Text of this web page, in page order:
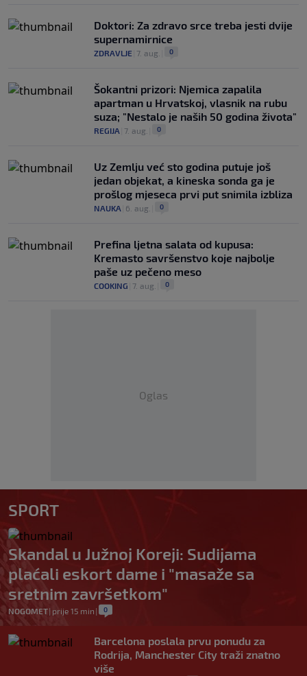
Doktori: Za zdravo srce treba jesti dvije
supernamirnice
ZDRAVLJE 7. aug. 0
Šokantni prizori: Njemica zapalila
apartman u Hrvatskoj, vlasnik na rubu
suza; "Nestalo je naših 50 godina života"
REGIJA 7. aug. 0
Uz Zemlju već sto godina putuje još
jedan objekat, a kineska sonda ga je
prošlog mjeseca prvi put snimila izbliza
NAUKA 6. aug. 0
Prefina ljetna salata od kupusa:
Kremasto savršenstvo koje najbolje
paše uz pečeno meso
COOKING 7. aug. 0
Oglas
SPORT
Skandal u Južnoj Koreji: Sudijama
plaćali eskort dame i "masaže sa
sretnim završetkom"
NOGOMET| prije 15 min | 0
Barcelona poslala prvu ponudu za
Rodrija, Manchester City traži znatno
više